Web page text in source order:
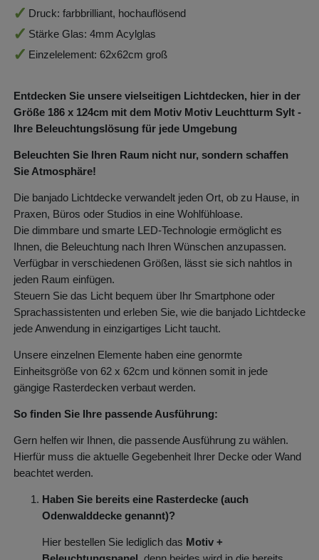
Druck: farbbrilliant, hochauflösend
Stärke Glas: 4mm Acylglas
Einzelelement: 62x62cm groß
Entdecken Sie unsere vielseitigen Lichtdecken, hier in der
Größe 186 x 124cm mit dem Motiv Motiv Leuchtturm Sylt -
Ihre Beleuchtungslösung für jede Umgebung
Beleuchten Sie Ihren Raum nicht nur, sondern schaffen
Sie Atmosphäre!
Die banjado Lichtdecke verwandelt jeden Ort, ob zu Hause, in
Praxen, Büros oder Studios in eine Wohlfühloase.
Die dimmbare und smarte LED-Technologie ermöglicht es
Ihnen, die Beleuchtung nach Ihren Wünschen anzupassen.
Verfügbar in verschiedenen Größen, lässt sie sich nahtlos in
jeden Raum einfügen.
Steuern Sie das Licht bequem über Ihr Smartphone oder
Sprachassistenten und erleben Sie, wie die banjado Lichtdecke
jede Anwendung in einzigartiges Licht taucht.
Unsere einzelnen Elemente haben eine genormte
Einheitsgröße von 62 x 62cm und können somit in jede
gängige Rasterdecken verbaut werden.
So finden Sie Ihre passende Ausführung:
Gern helfen wir Ihnen, die passende Ausführung zu wählen.
Hierfür muss die aktuelle Gegebenheit Ihrer Decke oder Wand
beachtet werden.
Haben Sie bereits eine Rasterdecke (auch
Odenwalddecke genannt)?
Hier bestellen Sie lediglich das Motiv +